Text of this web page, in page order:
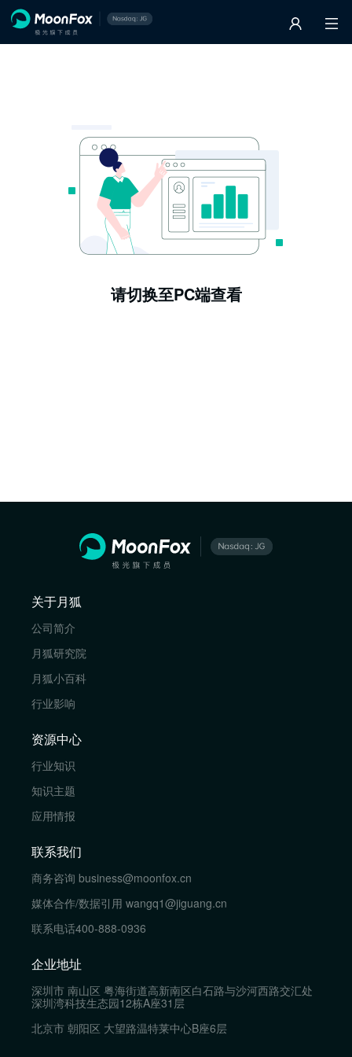
请切换至PC端查看
关于月狐
公司简介
月狐研究院
月狐小百科
行业影响
资源中心
行业知识
知识主题
应用情报
联系我们
商务咨询 business@moonfox.cn
媒体合作/数据引用 wangq1@jiguang.cn
联系电话400-888-0936
企业地址
深圳市 南山区 粤海街道高新南区白石路与沙河西路交汇处
深圳湾科技生态园12栋A座31层
北京市 朝阳区 大望路温特莱中心B座6层